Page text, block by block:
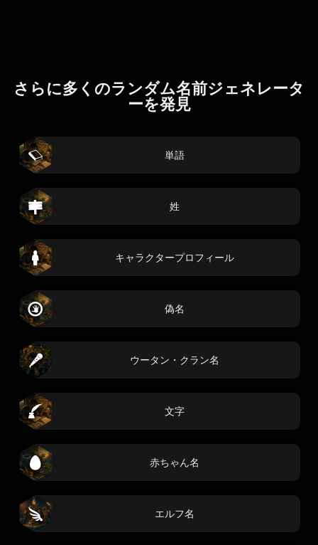
さらに多くのランダム名前ジェネレータ
ーを発見
単語
姓
キャラクタープロフィール
偽名
ウータン・クラン名
文字
赤ちゃん名
エルフ名